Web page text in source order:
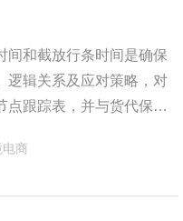
间和截放行条时间是确保
逻辑关系及应对策略，对
点跟踪表，并与货代保持
电商